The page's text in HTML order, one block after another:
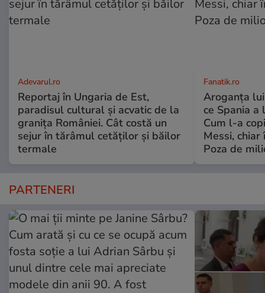
Adevarul.ro
Reportaj în Ungaria de Est,
paradisul cultural și acvatic de la
granița României. Cât costă un
sejur în tărâmul cetăților și băilor
termale
Fanatik.ro
Aroganța
ce Spania a
Cum l-a
Messi,
Poza de
PARTENERI